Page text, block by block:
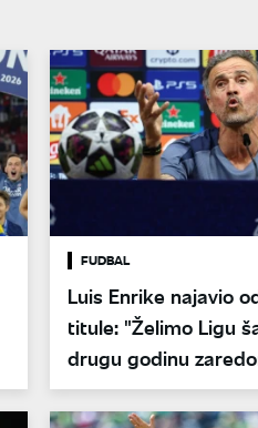
FUDBAL
Luis Enrike najavio
titule: "Želimo Ligu
drugu godinu